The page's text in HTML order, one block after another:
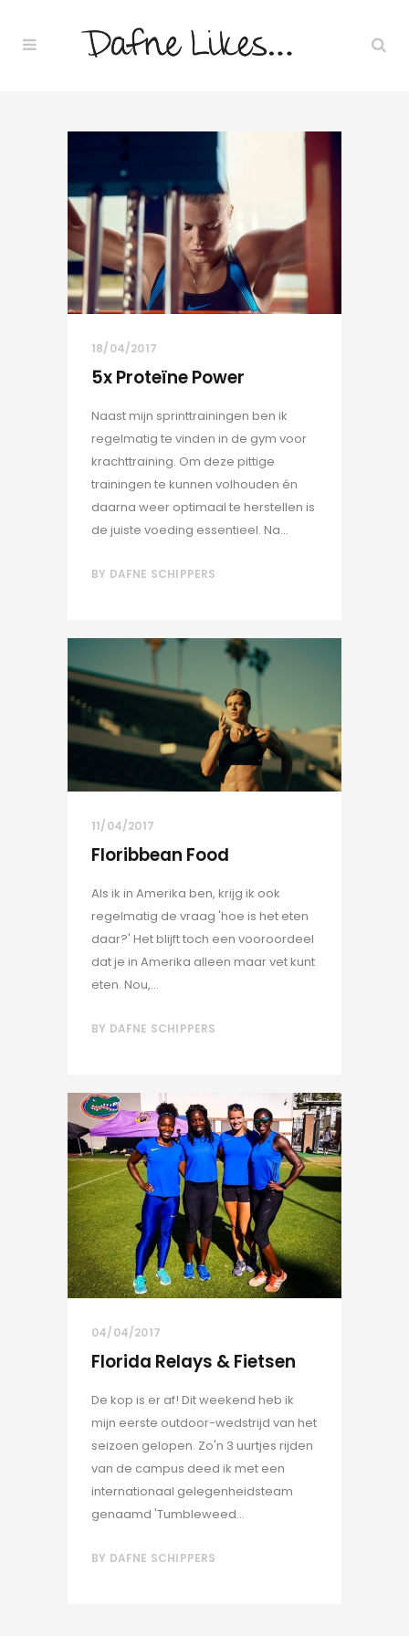
18/04/2017
5x Proteïne Power
Naast mijn sprinttrainingen ben ik
regelmatig te vinden in de gym voor
krachttraining. Om deze pittige
trainingen te kunnen volhouden én
daarna weer optimaal te herstellen is
de juiste voeding essentieel. Na...
BY DAFNE SCHIPPERS
11/04/2017
Floribbean Food
Als ik in Amerika ben, krijg ik ook
regelmatig de vraag 'hoe is het eten
daar?' Het blijft toch een vooroordeel
dat je in Amerika alleen maar vet kunt
eten. Nou,...
BY DAFNE SCHIPPERS
04/04/2017
Florida Relays & Fietsen
De kop is er af! Dit weekend heb ik
mijn eerste outdoor-wedstrijd van het
seizoen gelopen. Zo'n 3 uurtjes rijden
van de campus deed ik met een
internationaal gelegenheidsteam
genaamd 'Tumbleweed...
BY DAFNE SCHIPPERS